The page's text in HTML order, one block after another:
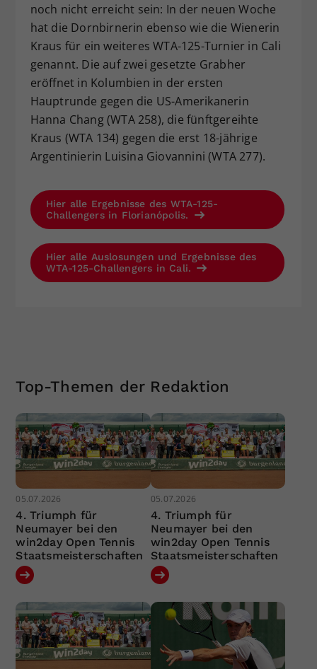
noch nicht erreicht sein: In der neuen Woche
hat die Dornbirnerin ebenso wie die Wienerin
Kraus für ein weiteres WTA-125-Turnier in Cali
genannt. Die auf zwei gesetzte Grabher
eröffnet in Kolumbien in der ersten
Hauptrunde gegen die US-Amerikanerin
Hanna Chang (WTA 258), die fünftgereihte
Kraus (WTA 134) gegen die erst 18-jährige
Argentinierin Luisina Giovannini (WTA 277).
Hier alle Ergebnisse des WTA-125-
Challengers in Florianópolis.
Hier alle Auslosungen und Ergebnisse des
WTA-125-Challengers in Cali.
Top-Themen der Redaktion
05.07.2026
4. Triumph für
Neumayer bei den
win2day Open Tennis
Staatsmeisterschaften
05.07.2026
4. Triumph für
Neumayer bei den
win2day Open Tennis
Staatsmeisterschaften